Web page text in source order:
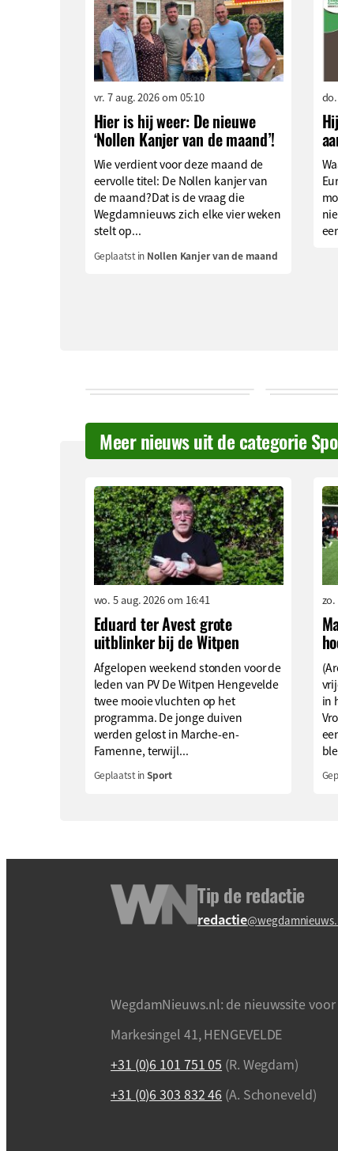
vr. 7 aug. 2026 om 05:10
Hier is hij weer: De nieuwe
‘Nollen Kanjer van de maand’!
Wie verdient voor deze maand de
eervolle titel: De Nollen kanjer van
de maand?Dat is de vraag die
Wegdamnieuws zich elke vier weken
stelt op...
Geplaatst in Nollen Kanjer van de maand
Meer nieuws uit de categorie
wo. 5 aug. 2026 om 16:41
Eduard ter Avest grote
uitblinker bij de Witpen
Afgelopen weekend stonden voor de
leden van PV De Witpen Hengevelde
twee mooie vluchten op het
programma. De jonge duiven
werden gelost in Marche-en-
Famenne, terwijl...
Geplaatst inSport
in
Tip de redactie
redactie
WegdamNieuws.nl: de nieuwssite
Markesingel 41, HENGEVELDE
+31 (0)6 101 751 05 (R. Wegdam)
+31 (0)6 303 832 46 (A. Schoneveld)